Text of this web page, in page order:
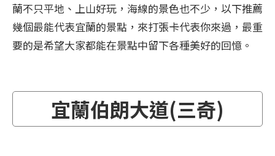
蘭不只平地、上山好玩，海線的景色也不少，以下推薦
幾個最能代表宜蘭的景點，來打張卡代表你來過，最重
要的是希望大家都能在景點中留下各種美好的回憶。
宜蘭伯朗大道(三奇)